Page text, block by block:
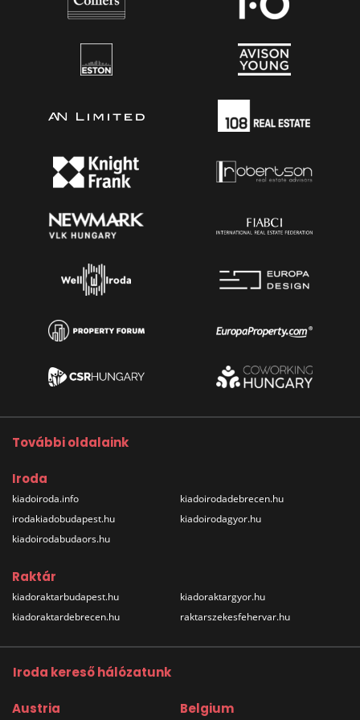
További oldalaink
Iroda
kiadoiroda.info
irodakiadobudapest.hu
kiadoirodabudaors.hu
kiadoirodadebrecen.hu
kiadoirodagyor.hu
Raktár
kiadoraktarbudapest.hu
kiadoraktardebrecen.hu
kiadoraktargyor.hu
raktarszekesfehervar.hu
Iroda kereső hálózatunk
Austria Belgium